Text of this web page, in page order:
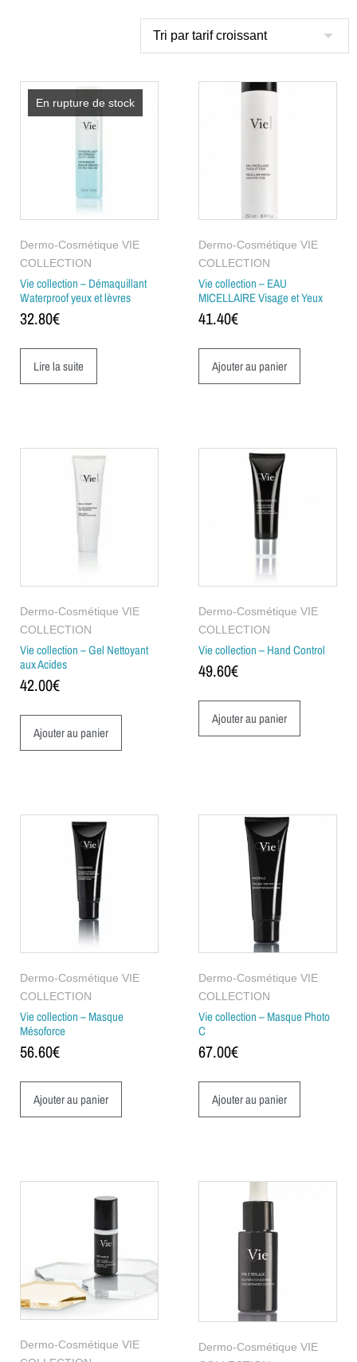
En rupture de stock
Dermo-Cosmétique VIE
COLLECTION
Vie collection – Démaquillant
Waterproof yeux et lèvres
32.80€
Lire la suite
Dermo-Cosmétique VIE
COLLECTION
Vie collection – EAU
MICELLAIRE Visage et Yeux
41.40€
Ajouter au panier
Dermo-Cosmétique VIE
COLLECTION
Vie collection – Gel Nettoyant
aux Acides
42.00€
Ajouter au panier
Dermo-Cosmétique VIE
COLLECTION
Vie collection – Hand Control
49.60€
Ajouter au panier
Dermo-Cosmétique VIE
COLLECTION
Vie collection – Masque
Mésoforce
56.60€
Ajouter au panier
Dermo-Cosmétique VIE
COLLECTION
Vie collection – Masque Photo
C
67.00€
Ajouter au panier
Dermo-Cosmétique VIE
Dermo-Cosmétique VIE